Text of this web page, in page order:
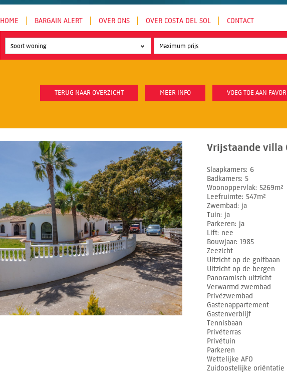
HOME BARGAIN ALERT OVER ONS OVER COSTA DEL SOL CONTACT
Soort woning
TERUG NAAR OVERZICHT MEER INFO VOEG TOE AAN
Vrijstaande villa
Slaapkamers 6
Badkamers 5
Woonoppervlak 5269m²
Leefruimte 547m²
Zwembad
ja
Tuin ja
Parkeren ja
Lift nee
Bouwjaar 1985
Zeezicht
Uitzicht op de golfbaan
Uitzicht op de bergen
Panoramisch uitzicht
Verwarmd zwembad
Privézwembad
Gastenappartement
Gastenverblijf
Tennisbaan
Privéterras
Privétuin
Parkeren
Wettelijke AFO
Zuidoostelijke oriëntatie